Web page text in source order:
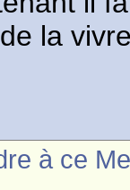
la
à ce